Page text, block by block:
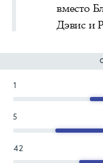
вместо
Дэвис и
1
5
42